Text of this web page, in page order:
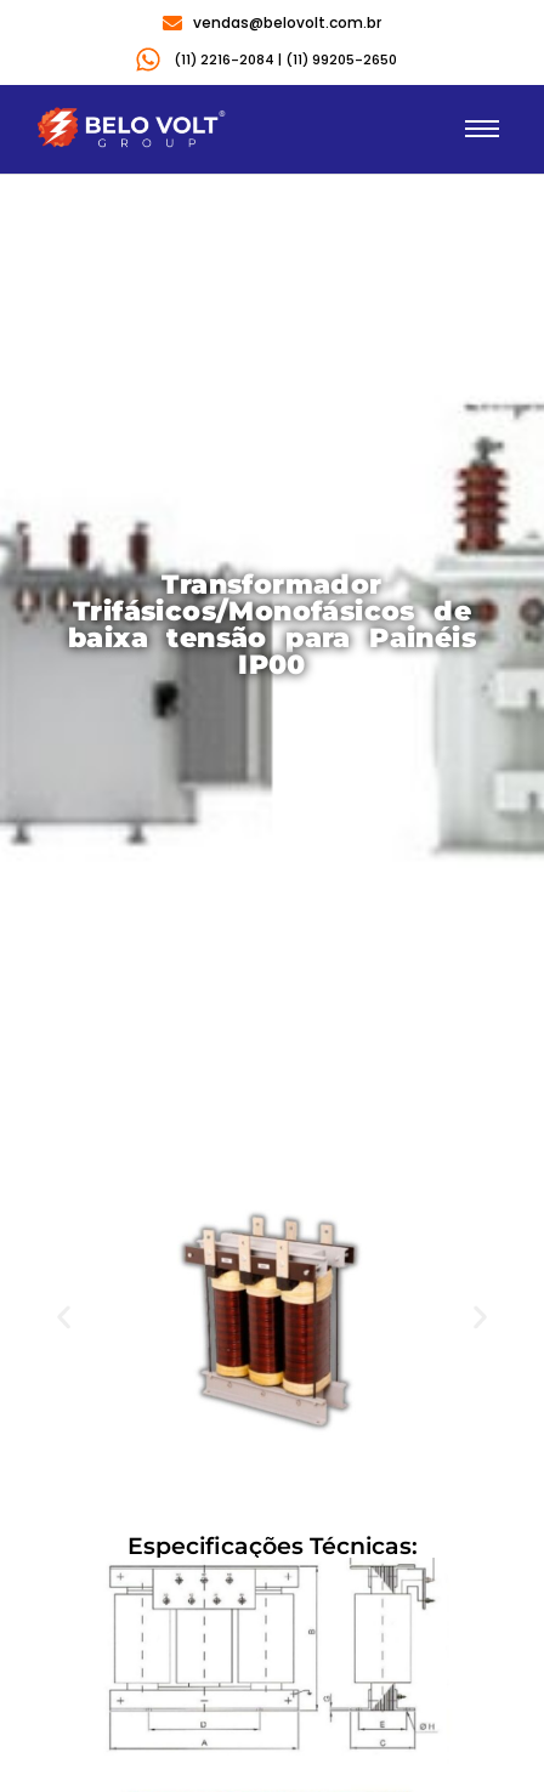
vendas@belovolt.com.br
(11) 2216-2084 | (11) 99205-2650
Transformador
Trifásicos/Monofásicos de
baixa tensão para Painéis
IP00
Especificações Técnicas: